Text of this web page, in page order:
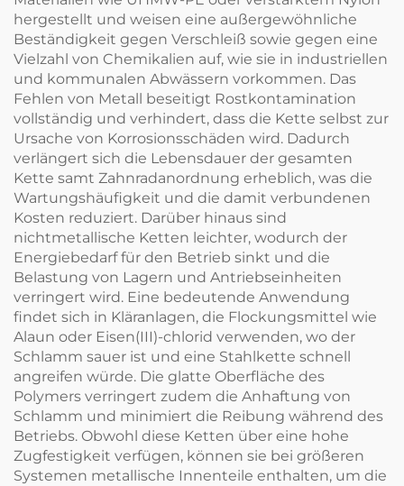
hergestellt und weisen eine außergewöhnliche
Beständigkeit gegen Verschleiß sowie gegen eine
Vielzahl von Chemikalien auf, wie sie in industriellen
und kommunalen Abwässern vorkommen. Das
Fehlen von Metall beseitigt Rostkontamination
vollständig und verhindert, dass die Kette selbst zur
Ursache von Korrosionsschäden wird. Dadurch
verlängert sich die Lebensdauer der gesamten
Kette samt Zahnradanordnung erheblich, was die
Wartungshäufigkeit und die damit verbundenen
Kosten reduziert. Darüber hinaus sind
nichtmetallische Ketten leichter, wodurch der
Energiebedarf für den Betrieb sinkt und die
Belastung von Lagern und Antriebseinheiten
verringert wird. Eine bedeutende Anwendung
findet sich in Kläranlagen, die Flockungsmittel wie
Alaun oder Eisen(III)-chlorid verwenden, wo der
Schlamm sauer ist und eine Stahlkette schnell
angreifen würde. Die glatte Oberfläche des
Polymers verringert zudem die Anhaftung von
Schlamm und minimiert die Reibung während des
Betriebs. Obwohl diese Ketten über eine hohe
Zugfestigkeit verfügen, können sie bei größeren
Systemen metallische Innenteile enthalten, um die